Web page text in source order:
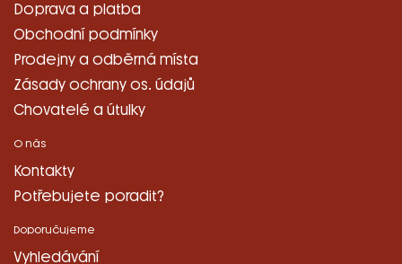
Doprava a platba
Obchodní podmínky
Prodejny a odběrná místa
Zásady ochrany os. údajů
Chovatelé a útulky
O nás
Kontakty
Potřebujete poradit?
Doporučujeme
Vyhledávání